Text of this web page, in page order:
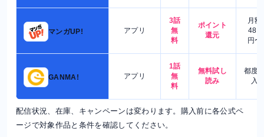
マンガUP! アプリ
3話
無
料
ポイント
還元
月額
480
円〜
GANMA! アプリ
1話
無
料
無料試し
読み
都度
入
配信状況、在庫、キャンペーンは変わります。購入前に各公式ペ
ージで対象作品と条件を確認してください。